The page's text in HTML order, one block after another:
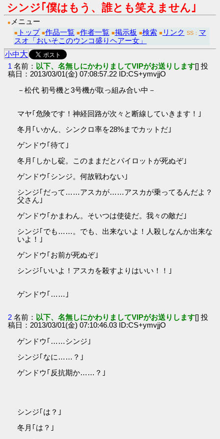
シンジ｢僕はもう、誰とも笑えません｣
● メニュー
■ トップ ■作品一覧 ■作者一覧 ■掲示板 ■検索 ■ リンク SS： マ
スオ「おいそこのウンコ盛りヘアー女」
小中大
1 名前： 以下、名無しにかわりましてVIPがお送りします[] 投
稿日：2013/03/01(金) 07:08:57.22 ID:CS+ymvjjO
－松代 初号機と3号機が取っ組み合い中－
マヤ｢危険です！神経回路が次々と断線していきます！｣
冬月｢いかん、シンクロ率を28%までカットだ｣
ゲンドウ｢待て｣
冬月｢しかし碇。このままだとパイロットが死ぬぞ｣
ゲンドウ｢シンジ。何故戦わない｣
シンジ｢だって……アスカが……アスカが乗ってるんだよ？
父さん｣
ゲンドウ｢かまわん。そいつは使徒だ。我々の敵だ｣
シンジ｢でも……。でも、出来ないよ！人殺しなんか出来な
いよ！｣
ゲンドウ｢お前が死ぬぞ｣
シンジ｢いいよ！アスカを殺すよりはいい！！｣
ゲンドウ｢……｣
2 名前： 以下、名無しにかわりましてVIPがお送りします[] 投
稿日：2013/03/01(金) 07:10:46.03 ID:CS+ymvjjO
ゲンドウ｢……シンジ｣
シンジ｢なに……？｣
ゲンドウ｢反抗期か……？｣
シンジ｢は？｣
冬月｢は？｣